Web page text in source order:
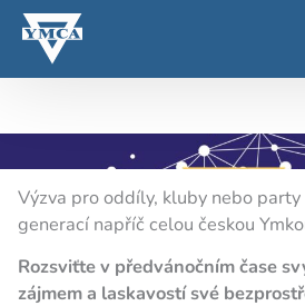
Přeskočit
Výzva pro oddíly, kluby nebo
generací napříč celou českou
Rozsviťte v předvánočním čase
zájmem a laskavostí své